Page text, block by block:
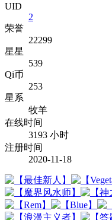
UID
2
荣誉
22299
星星
539
Qi币
253
星系
牧羊
在线时间
3193 小时
注册时间
2020-11-18